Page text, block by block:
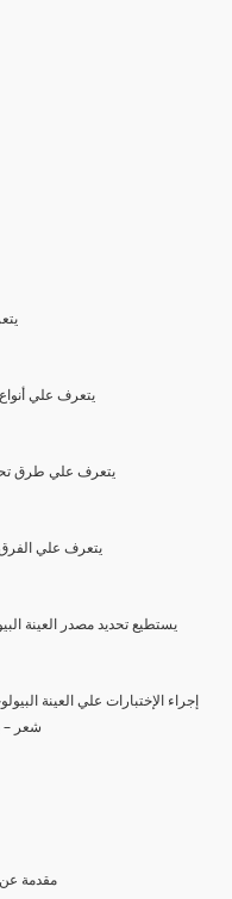
(3) يتعرف علي
(4) يتعرف علي طرق
(5) يتعرف علي
(6) يستطيع تحديد مصدر
شعر –
1- مقدمة